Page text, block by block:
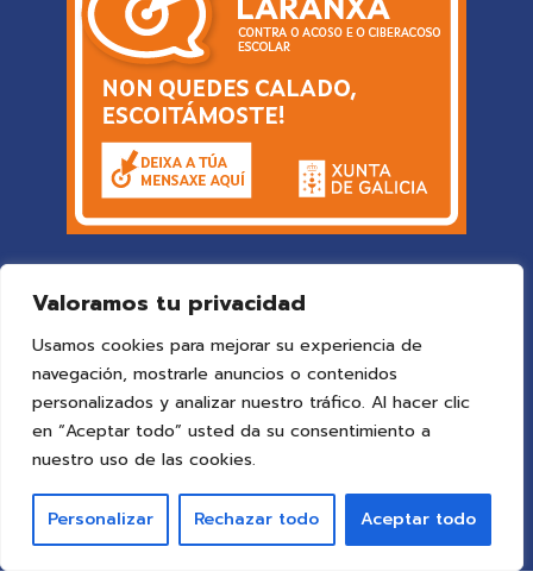
Valoramos tu privacidad
Usamos cookies para mejorar su experiencia de
navegación, mostrarle anuncios o contenidos
personalizados y analizar nuestro tráfico. Al hacer clic
en “Aceptar todo” usted da su consentimiento a
nuestro uso de las cookies.
Personalizar Rechazar todo Aceptar todo
© 2025 Colegio Vigoby ideaspropias publicidad&web
Todos los derechos reservados.
Aviso Legal